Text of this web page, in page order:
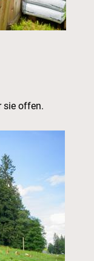
sie offen.